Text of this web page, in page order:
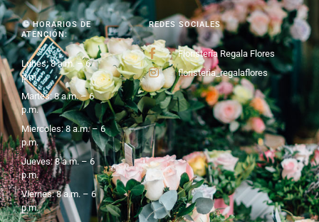
REDES SOCIALES
Floristería Regala Flores
floristeria_regalaflores
HORARIOS DE
ATENCIÓN:
Lunes: 8 a.m. – 6
p.m.
Martes: 8 a.m. – 6
p.m.
Miercoles: 8 a.m. – 6
p.m.
Jueves: 8 a.m. – 6
p.m.
Viernes: 8 a.m. – 6
p.m.